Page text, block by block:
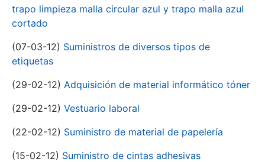
trapo limpieza malla circular azul y trapo malla azul
cortado
(07-03-12) Suministros de diversos tipos de
etiquetas
(29-02-12) Adquisición de material informático tóner
(29-02-12) Vestuario laboral
(22-02-12) Suministro de material de papelería
(15-02-12) Suministro de cintas adhesivas